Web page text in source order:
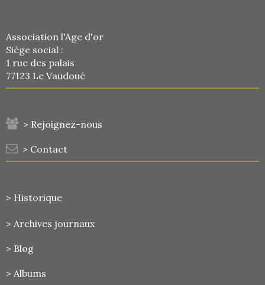
Association l'Age d'or
Siège social :
1 rue des palais
77123 Le Vaudoué
> Rejoignez-nous
> Contact
> Historique
> Archives journaux
> Blog
> Albums